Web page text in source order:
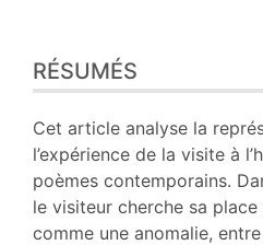
Index
Plan
Texte
Bibliographie
Notes
Citer cet article
Auteur
RÉSUMÉS
Cet article analyse la
l’expérience de la visite à
poèmes contemporains.
le visiteur cherche sa
comme une anomalie,